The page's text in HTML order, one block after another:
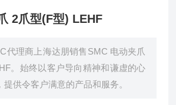
2爪型(F型) LEHF
代理商上海达朋销售SMC 电动夹爪
。始终以客户导向精神和谦虚的心
提供令客户满意的产品和服务。